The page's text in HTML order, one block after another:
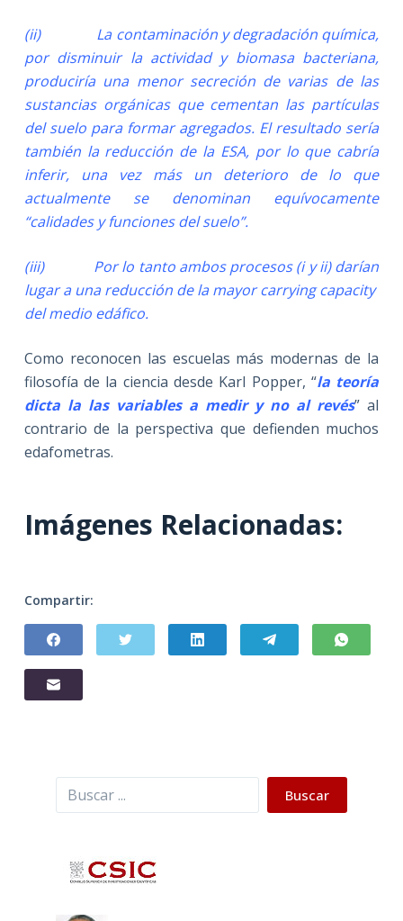
(ii) La contaminación y degradación química,
por disminuir la actividad y biomasa bacteriana,
produciría una menor secreción de varias de las
sustancias orgánicas que cementan las partículas
del suelo para formar agregados. El resultado sería
también la reducción de la ESA, por lo que cabría
inferir, una vez más un deterioro de lo que
actualmente se denominan equívocamente
“calidades y funciones del suelo”.
(iii) Por lo tanto ambos procesos (i y ii) darían
lugar a una reducción de la mayor carrying capacity
del medio edáfico.
Como reconocen las escuelas más modernas de la
filosofía de la ciencia desde Karl Popper, “la teoría
dicta la las variables a medir y no al revés” al
contrario de la perspectiva que defienden muchos
edafometras.
Imágenes Relacionadas:
Compartir:
Buscar Buscar